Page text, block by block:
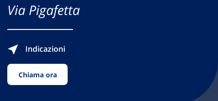
Via Pigafetta
Indicazioni
Chiama ora